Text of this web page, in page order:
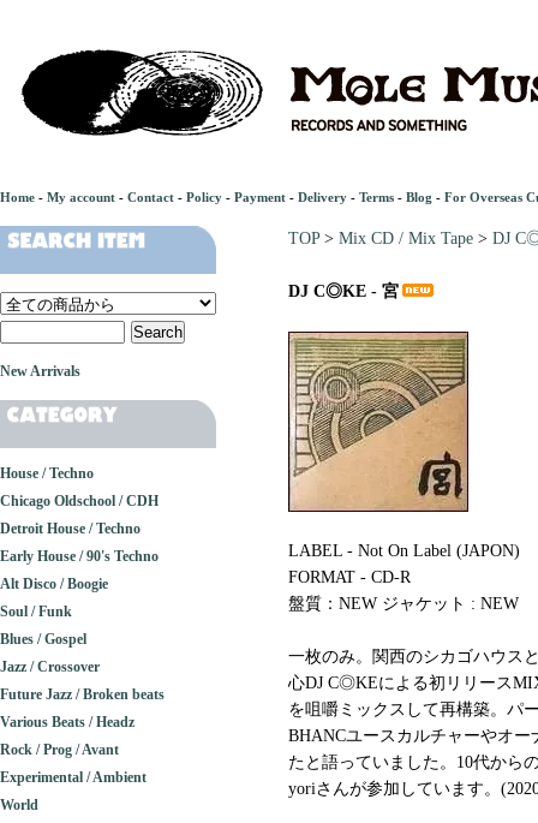
Home - My account - Contact - Policy - Payment - Delivery - Terms - Blog - For Overseas
TOP> Mix CD / Mix Tape > DJ
DJ C◎KE - 宮
LABEL - Not On Label (JAPON)
FORMAT - CD-R
盤質：NEW ジャケット : NEW
一枚のみ。関西のシカゴハウス
心DJ C◎KEによる初リリース
を咀嚼ミックスして再構築。パ
BHANCユースカルチャーやオ
たと語っていました。10代から
yoriさんが参加しています。
New Arrivals
House / Techno
Chicago Oldschool / CDH
Detroit House / Techno
Early House / 90's Techno
Alt Disco / Boogie
Soul / Funk
Blues / Gospel
Jazz / Crossover
Future Jazz / Broken beats
Various Beats / Headz
Rock / Prog / Avant
Experimental / Ambient
World